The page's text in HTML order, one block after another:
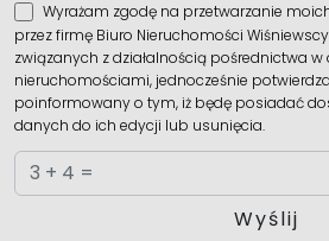
Wyrażam zgodę na przetwarzanie
przez firmę Biuro Nieruchomości
związanych z działalnością pośrednictwa w
nieruchomościami, jednocześnie
poinformowany o tym, iż będę posiadać
danych do ich edycji lub usunięcia.